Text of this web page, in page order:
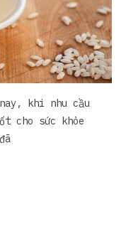
khi nhu cầu
cho sức khỏe